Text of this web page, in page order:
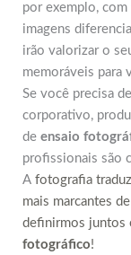
por exemplo, com
imagens
irão valorizar o
memoráveis para
Se você precisa
corporativo,
de ensaio
profissionais são
Afotografia
mais marcantes
definirmos juntos
fotográfico!